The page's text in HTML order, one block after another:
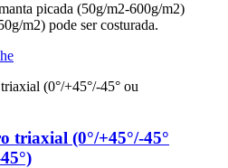
picada (50g/m2-600g/m2)
m2) pode ser costurada.
triaxial (0°/+45°/-45°